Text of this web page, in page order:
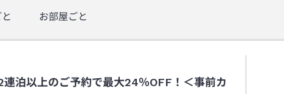
お部屋ごと
連泊以上のご予約で最大24％OFF！＜事前カ